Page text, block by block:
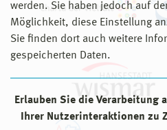
werden. Sie haben jedoch auf
Möglichkeit, diese Einstellung
Sie finden dort auch weitere
gespeicherten Daten.
Erlauben Sie die Verarbeitung
Ihrer Nutzerinteraktionen zu